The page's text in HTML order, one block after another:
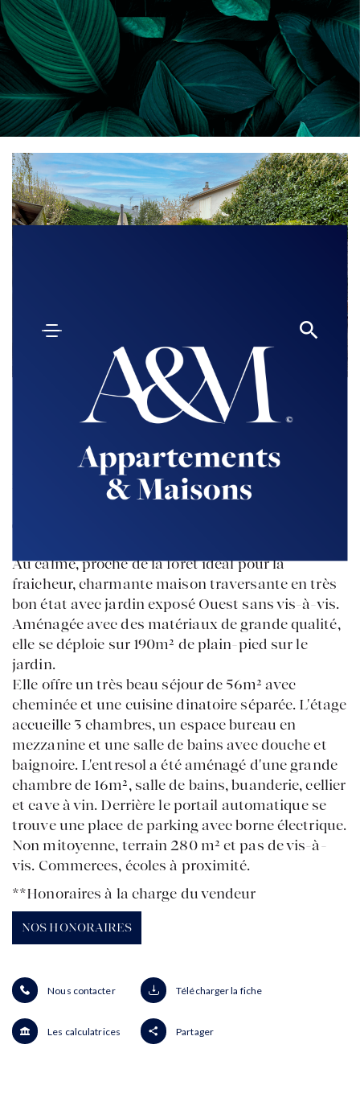
ACHETER
VENDRE
ESTIMER
BIENS VENDUS
LOUER
ÉQUIPE
ACTUALITÉS
AGENCES
mon compte EN
Retour à la liste
SEVRES
Rive Gauche
€1 150 000
Au calme, proche de la forêt idéal pour la
fraicheur, charmante maison traversante en très
bon état avec jardin exposé Ouest sans vis-à-vis.
Aménagée avec des matériaux de grande qualité,
elle se déploie sur 190m² de plain-pied sur le
jardin.
Elle offre un très beau séjour de 56m² avec
cheminée et une cuisine dinatoire séparée. L'étage
accueille 3 chambres, un espace bureau en
mezzanine et une salle de bains avec douche et
baignoire. L'entresol a été aménagé d'une grande
chambre de 16m², salle de bains, buanderie, cellier
et cave à vin. Derrière le portail automatique se
trouve une place de parking avec borne électrique.
Non mitoyenne, terrain 280 m² et pas de vis-à-
vis. Commerces, écoles à proximité.
**Honoraires à la charge du vendeur
NOS HONORAIRES
Nous contacter
Les calculatrices
Télécharger la fiche
Partager